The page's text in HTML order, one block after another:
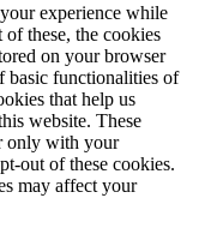
experience while
these, the cookies
on your browser
basic functionalities of
that help us
website. These
only with your
out of these cookies.
may affect your